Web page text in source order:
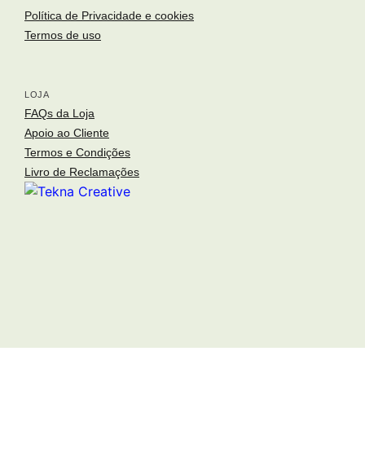
Política de Privacidade e cookies
Termos de uso
LOJA
FAQs da Loja
Apoio ao Cliente
Termos e Condições
Livro de Reclamações